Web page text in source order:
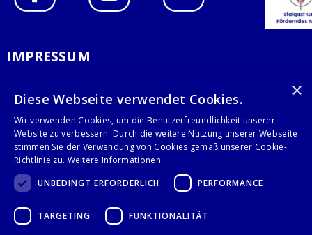
IMPRESSUM
AGB
KONTAKT
Stalgast GmbH
28359 Bremen
×
Diese Webseite verwendet Cookies.
Wir verwenden Cookies, um die Benutzerfreundlichkeit unserer
Website zu verbessern. Durch die weitere Nutzung unserer Webseite
stimmen Sie der Verwendung von Cookies gemäß unserer Cookie-
Richtlinie zu. Weitere Informationen
UNBEDINGT ERFORDERLICH
PERFORMANCE
TARGETING FUNKTIONALITÄT